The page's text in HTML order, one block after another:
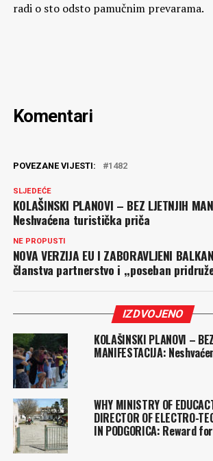
radi o sto odsto pamučnim prevarama.
Komentari
POVEZANE VIJESTI: 1482
SLJEDEĆE
KOLAŠINSKI PLANOVI – BEZ LJETNJIH
Neshvaćena turistička priča
NE PROPUSTI
NOVA VERZIJA EU I ZABORAVLJENI
članstva partnerstvo i ,,poseban
IZDVOJENO
KOLAŠINSKI PLANOVI –
MANIFESTACIJA:
WHY MINISTRY OF
DIRECTOR OF ELECTRO-
IN PODGORICA: Reward